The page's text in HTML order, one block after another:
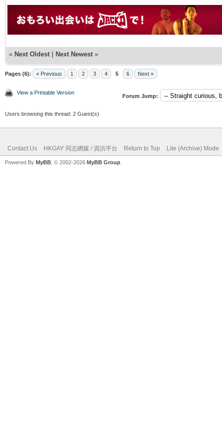
« Next Oldest | Next Newest »
Pages (6): « Previous 1 2 3 4 5 6 Next »
View a Printable Version
Forum Jump:
Users browsing this thread: 2 Guest(s)
Contact Us HKGAY 同志網媒 / 資訊平台 Return to Top Lite (Archive) Mode
Powered By MyBB , © 2002-2026 MyBB Group